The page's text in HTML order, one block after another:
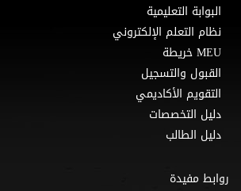
البوابة التعليمية
نظام التعلم الإلكتروني
MEU خريطة
القبول والتسجيل
التقويم الأكاديمي
دليل التخصصات
دليل الطالب
روابط مفيدة